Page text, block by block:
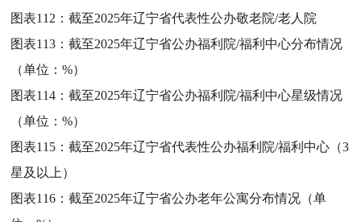
图表112：截至2025年辽宁省代表性公办敬老院/老人院
图表113：截至2025年辽宁省公办福利院/福利中心分布情况
（单位：%）
图表114：截至2025年辽宁省公办福利院/福利中心星级情况
（单位：%）
图表115：截至2025年辽宁省代表性公办福利院/福利中心（3
星及以上）
图表116：截至2025年辽宁省公办老年公寓分布情况（单